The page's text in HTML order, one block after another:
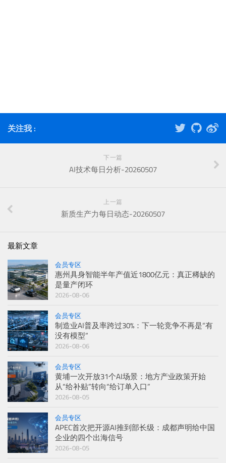
关注我 :
下一篇
AI技术每日分析-20260507
上一篇
新质生产力每日动态-20260507
最新文章
会员专区
惠州具身智能半年产值近1800亿元：真正稀缺的
是量产闭环
2026-08-06
会员专区
制造业AI普及率跨过30%：下一轮竞争不再是“有
没有模型”
2026-08-06
会员专区
黄埔一次开放31个AI场景：地方产业政策开始
从“给补贴”转向“给订单入口”
2026-08-05
会员专区
APEC首次把开源AI推到部长级：成都声明给中国
企业的四个出海信号
2026-08-05